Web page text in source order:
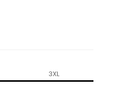
3XL